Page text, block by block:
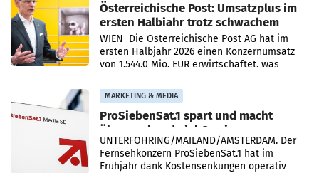
Österreichische Post: Umsatzplus im
ersten Halbjahr trotz schwachem
Briefgeschäft
WIEN Die Österreichische Post AG hat im
ersten Halbjahr 2026 einen Konzernumsatz
von 1.544,0 Mio. EUR erwirtschaftet, was
einem Plus von 3,8 Prozent gegenüber dem
Vergleichszeitraum
MARKETING & MEDIA
ProSiebenSat.1 spart und macht
überraschend viel Gewinn
UNTERFÖHRING/MAILAND/AMSTERDAM. Der
Fernsehkonzern ProSiebenSat.1 hat im
Frühjahr dank Kostensenkungen operativ